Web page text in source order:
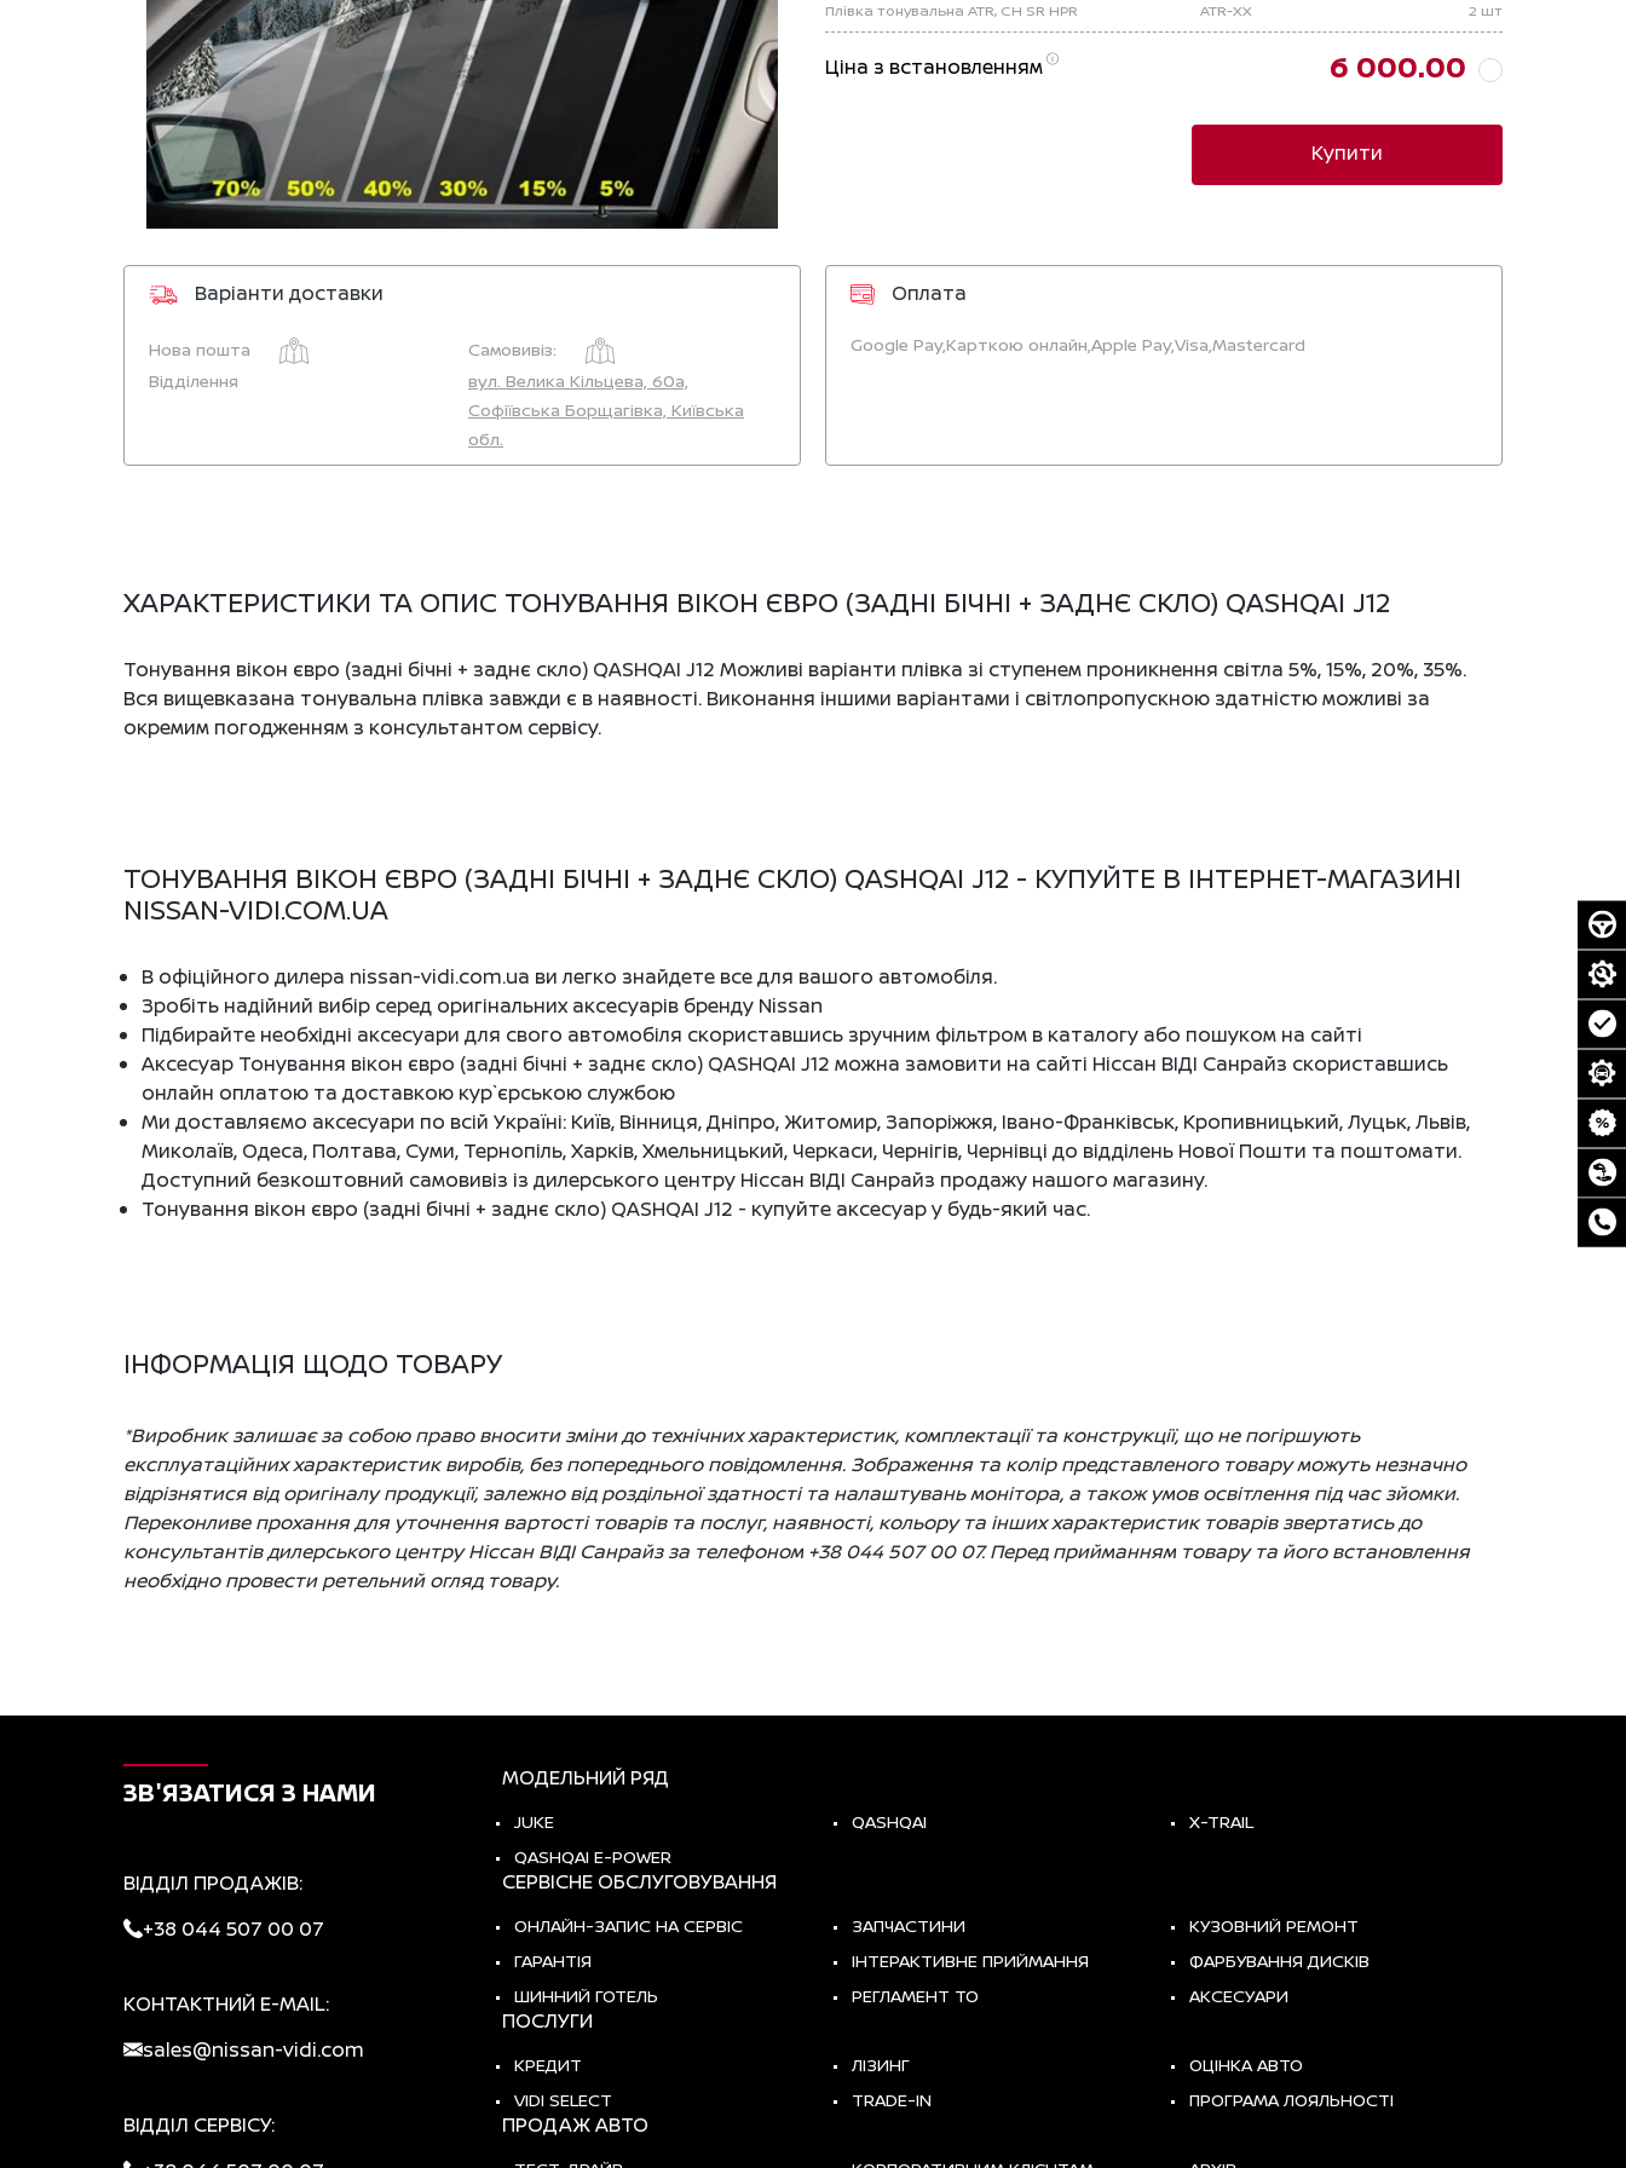
Плівка тонувальна ATR, CH SR HPR ATR-XX 2 шт
Ціна з встановленням 6 000.00
Купити
Варіанти доставки
Нова пошта
Самовивіз:
Відділення
вул. Велика Кільцева, 60а,
Софіївська Борщагівка, Київська
обл.
Оплата
Google Pay,Карткою онлайн,Apple Pay,Visa,Mastercard
ХАРАКТЕРИСТИКИ ТА ОПИС ТОНУВАННЯ ВІКОН ЄВРО (ЗАДНІ БІЧНІ + ЗАДНЄ СКЛО) QASHQAI J12
Тонування вікон євро (задні бічні + заднє скло) QASHQAI J12 Можливі варіанти плівка зі ступенем проникнення світла 5%, 15%, 20%, 35%.
Вся вищевказана тонувальна плівка завжди є в наявності. Виконання іншими варіантами і світлопропускною здатністю можливі за
окремим погодженням з консультантом сервісу.
ТОНУВАННЯ ВІКОН ЄВРО (ЗАДНІ БІЧНІ + ЗАДНЄ СКЛО) QASHQAI J12 - КУПУЙТЕ В ІНТЕРНЕТ-МАГАЗИНІ
NISSAN-VIDI.COM.UA
В офіційного дилера nissan-vidi.com.ua ви легко знайдете все для вашого автомобіля.
Зробіть надійний вибір серед оригінальних аксесуарів бренду Nissan
Підбирайте необхідні аксесуари для свого автомобіля скориставшись зручним фільтром в каталогу або пошуком на сайті
Аксесуар Тонування вікон євро (задні бічні + заднє скло) QASHQAI J12 можна замовити на сайті Ніссан ВІДІ Санрайз скориставшись
онлайн оплатою та доставкою кур`єрською службою
Ми доставляємо аксесуари по всій Україні: Київ, Вінниця, Дніпро, Житомир, Запоріжжя, Івано-Франківськ, Кропивницький, Луцьк, Львів,
Миколаїв, Одеса, Полтава, Суми, Тернопіль, Харків, Хмельницький, Черкаси, Чернігів, Чернівці до відділень Нової Пошти та поштомати.
Доступний безкоштовний самовивіз із дилерського центру Ніссан ВІДІ Санрайз продажу нашого магазину.
Тонування вікон євро (задні бічні + заднє скло) QASHQAI J12 - купуйте аксесуар у будь-який час.
ІНФОРМАЦІЯ ЩОДО ТОВАРУ
*Виробник залишає за собою право вносити зміни до технічних характеристик, комплектації та конструкції, що не погіршують
експлуатаційних характеристик виробів, без попереднього повідомлення. Зображення та колір представленого товару можуть незначно
відрізнятися від оригіналу продукції, залежно від роздільної здатності та налаштувань монітора, а також умов освітлення під час зйомки.
Переконливе прохання для уточнення вартості товарів та послуг, наявності, кольору та інших характеристик товарів звертатись до
консультантів дилерського центру Ніссан ВІДІ Санрайз за телефоном +38 044 507 00 07. Перед прийманням товару та його встановлення
необхідно провести ретельний огляд товару.
ЗВ'ЯЗАТИСЯ З НАМИ
ВІДДІЛ ПРОДАЖІВ:
+38 044 507 00 07
КОНТАКТНИЙ E-MAIL:
sales@nissan-vidi.com
ВІДДІЛ СЕРВІСУ:
МОДЕЛЬНИЙ РЯД
JUKE QASHQAI
X-TRAIL
QASHQAI E-POWER
СЕРВІСНЕ ОБСЛУГОВУВАННЯ
ОНЛАЙН-ЗАПИС НА СЕРВІС ЗАПЧАСТИНИ
КУЗОВНИЙ РЕМОНТ
ГАРАНТІЯ
ІНТЕРАКТИВНЕ ПРИЙМАННЯ
ФАРБУВАННЯ ДИСКІВ
ШИННИЙ ГОТЕЛЬ
РЕГЛАМЕНТ ТО АКСЕСУАРИ
ПОСЛУГИ
КРЕДИТ ЛІЗИНГ
ОЦІНКА АВТО
VIDI SELECT
TRADE-IN ПРОГРАМА ЛОЯЛЬНОСТІ
ПРОДАЖ АВТО